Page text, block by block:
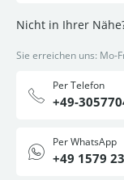
Nicht in Ihrer
Sie erreichen uns: Mo-
Per Telefon
+49-
Per WhatsApp
+49 1579